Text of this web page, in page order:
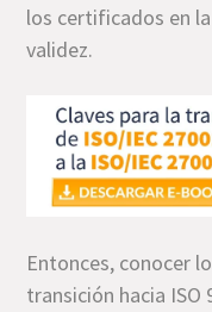
los certificados en
validez.
Entonces, conocer
transición hacia ISO